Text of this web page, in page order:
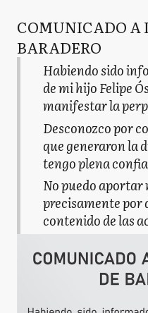
COMUNICADO A
BARADERO
Habiendo sido
de mi hijo Felipe
manifestar la
Desconozco por
que generaron la
tengo plena
No puedo
precisamente por
contenido de las